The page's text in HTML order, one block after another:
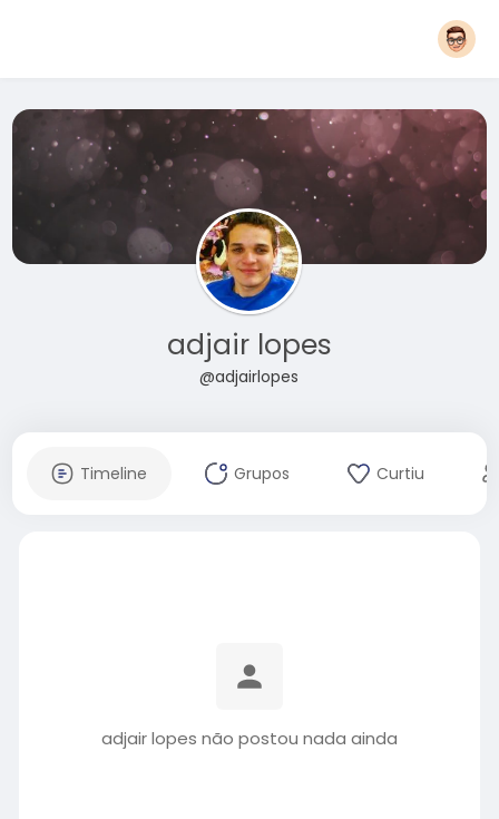
adjair lopes
@adjairlopes
Timeline Grupos Curtiu
adjair lopes não postou nada ainda